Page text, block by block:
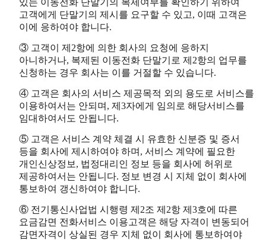
있는 이동전화 단말기의 복제여부를 확인하기 위하여
고객에게 단말기의 제시를 요구할 수 있고, 이때 고객은
이에 응하여야 합니다.
③ 고객이 제2항에 의한 회사의 요청에 응하지
아니하거나, 복제된 이동전화 단말기로 제2항의 업무를
신청하는 경우 회사는 이를 거절할 수 있습니다.
④ 고객은 회사의 서비스 제공목적 외의 용도로 서비스를
이용하여서는 안되며, 제3자에게 임의로 해당서비스를
임대하여서도 안됩니다.
⑤ 고객은 서비스 계약 체결 시 유효한 신분증 및 증서
등을 회사에 제시하여야 하며, 서비스 계약에 필요한
개인신상정보, 법정대리인 정보 등을 회사에 허위로
제공하여서는 안됩니다. 정보 변경 시 지체 없이 회사에
통보하여 갱신하여야 합니다.
⑥ 전기통신사업법 시행령 제2조 제2항 제3호에 따른
요금감면 전화서비스 이용고객은 해당 자격이 변동되어
감면자격이 상실된 경우 지체 없이 회사에 통보하여야